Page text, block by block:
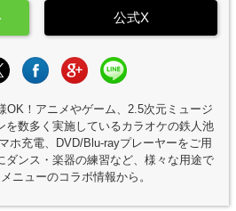
公式X
OK！アニメやゲーム、2.5次元ミュージ
を数多く実施しているカラオケの鉄人池
ホ充電、DVD/Blu-rayプレーヤーをご用
ダンス・楽器の練習など、様々な用途で
ニューのコラボ情報から。